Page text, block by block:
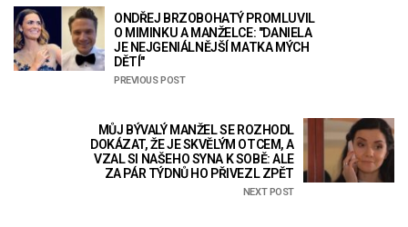
ONDŘEJ BRZOBOHATÝ PROMLUVIL
O MIMINKU A MANŽELCE: "DANIELA
JE NEJGENIÁLNĚJŠÍ MATKA MÝCH
DĚTÍ"
PREVIOUS POST
MŮJ BÝVALÝ MANŽEL SE ROZHODL
DOKÁZAT, ŽE JE SKVĚLÝM OTCEM, A
VZAL SI NAŠEHO SYNA K SOBĚ: ALE
ZA PÁR TÝDNŮ HO PŘIVEZL ZPĚT
NEXT POST